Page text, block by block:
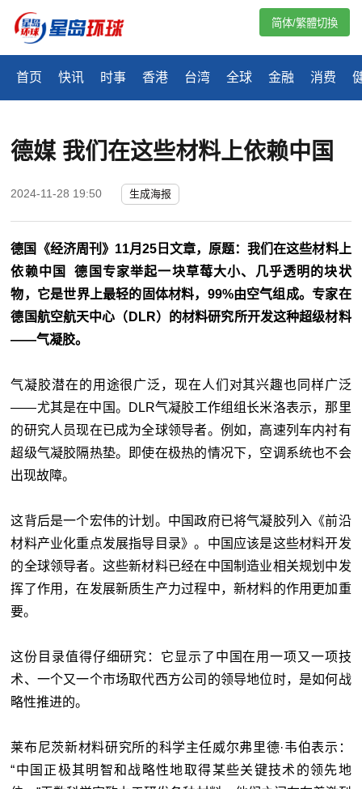
首页 快讯 时事 香港 台湾 全球 金融 消费
简体/繁體切換
德媒 我们在这些材料上依赖中国
2024-11-28 19:50 生成海报
德国《经济周刊》11月25日文章，原题：我们在这些材料上
依赖中国 德国专家举起一块草莓大小、几乎透明的块状
物，它是世界上最轻的固体材料，99%由空气组成。专家在
德国航空航天中心（DLR）的材料研究所开发这种超级材料
——气凝胶。
气凝胶潜在的用途很广泛，现在人们对其兴趣也同样广泛
——尤其是在中国。DLR气凝胶工作组组长米洛表示，那里
的研究人员现在已成为全球领导者。例如，高速列车内衬有
超级气凝胶隔热垫。即使在极热的情况下，空调系统也不会
出现故障。
这背后是一个宏伟的计划。中国政府已将气凝胶列入《前沿
材料产业化重点发展指导目录》。中国应该是这些材料开发
的全球领导者。这些新材料已经在中国制造业相关规划中发
挥了作用，在发展新质生产力过程中，新材料的作用更加重
要。
这份目录值得仔细研究：它显示了中国在用一项又一项技
术、一个又一个市场取代西方公司的领导地位时，是如何战
略性推进的。
莱布尼茨新材料研究所的科学主任威尔弗里德·韦伯表示：
“中国正极其明智和战略性地取得某些关键技术的领先地